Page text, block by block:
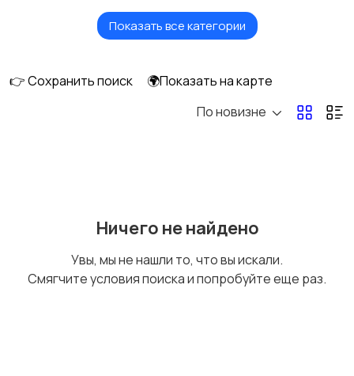
Игрушки и игры Коляски
Показать все категории
👉 Сохранить поиск
🌍Показать на карте
По новизне
Ничего не найдено
Увы, мы не нашли то, что вы искали.
Смягчите условия поиска и попробуйте еще раз.